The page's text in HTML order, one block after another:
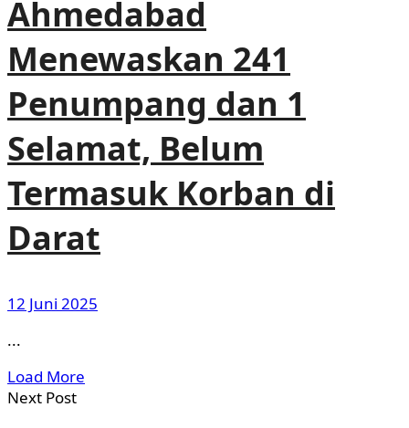
Ahmedabad
Menewaskan 241
Penumpang dan 1
Selamat, Belum
Termasuk Korban di
Darat
12 Juni 2025
...
Load More
Next Post